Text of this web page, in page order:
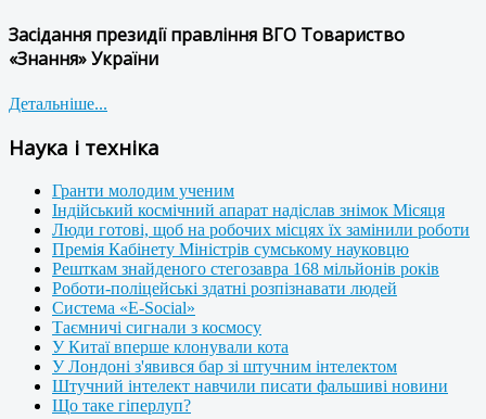
Засідання президії правління ВГО Товариство
«Знання» України
Детальніше...
Наука і техніка
Гранти молодим ученим
Індійський космічний апарат надіслав знімок Місяця
Люди готові, щоб на робочих місцях їх замінили роботи
Премія Кабінету Міністрів сумському науковцю
Решткам знайденого стегозавра 168 мільйонів років
Роботи-поліцейські здатні розпізнавати людей
Система «E-Social»
Таємничі сигнали з космосу
У Китаї вперше клонували кота
У Лондоні з'явився бар зі штучним інтелектом
Штучний інтелект навчили писати фальшиві новини
Що таке гіперлуп?